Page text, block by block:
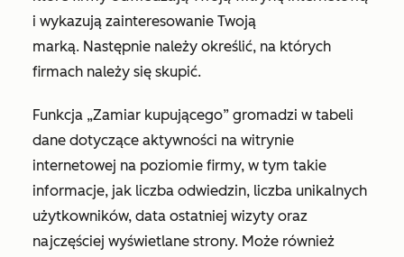
i wykazują zainteresowanie Twoją
marką. Następnie należy określić, na których
firmach należy się skupić.
Funkcja „Zamiar kupującego” gromadzi w tabeli
dane dotyczące aktywności na witrynie
internetowej na poziomie firmy, w tym takie
informacje, jak liczba odwiedzin, liczba unikalnych
użytkowników, data ostatniej wizyty oraz
najczęściej wyświetlane strony. Może również